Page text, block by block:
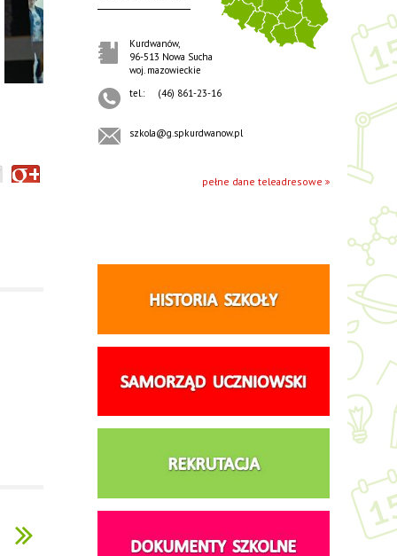
Kurdwanów,
96-513 Nowa Sucha
woj. mazowieckie
tel.:
(46) 861-23-16
szkola@g.spkurdwanow.pl
pełne dane teleadresowe